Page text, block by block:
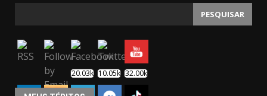
PESQUISAR
20.03k 10.05k 32.00k